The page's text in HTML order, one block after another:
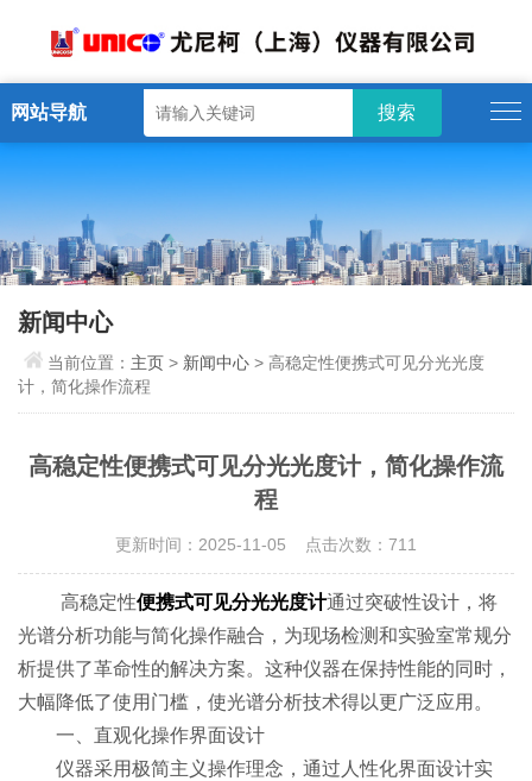
网站导航
新闻中心
当前位置： 主页 > 新闻中心 > 高稳定性便携式可见分光光度
计，简化操作流程
高稳定性便携式可见分光光度计，简化操作流
程
更新时间：2025-11-05 点击次数：711
高稳定性便携式可见分光光度计通过突破性设计，将
光谱分析功能与简化操作融合，为现场检测和实验室常规分
析提供了革命性的解决方案。这种仪器在保持性能的同时，
大幅降低了使用门槛，使光谱分析技术得以更广泛应用。
一、直观化操作界面设计
仪器采用极简主义操作理念，通过人性化界面设计实